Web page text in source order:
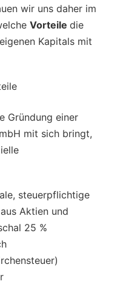
wir uns daher im
Vorteile die
Kapitals mit
Gründung einer
mit sich bringt,
steuerpflichtige
Aktien und
25 %